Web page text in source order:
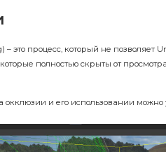
это процесс, который не позволяет
которые полностью скрыты от
окклюзии и его использовании можно